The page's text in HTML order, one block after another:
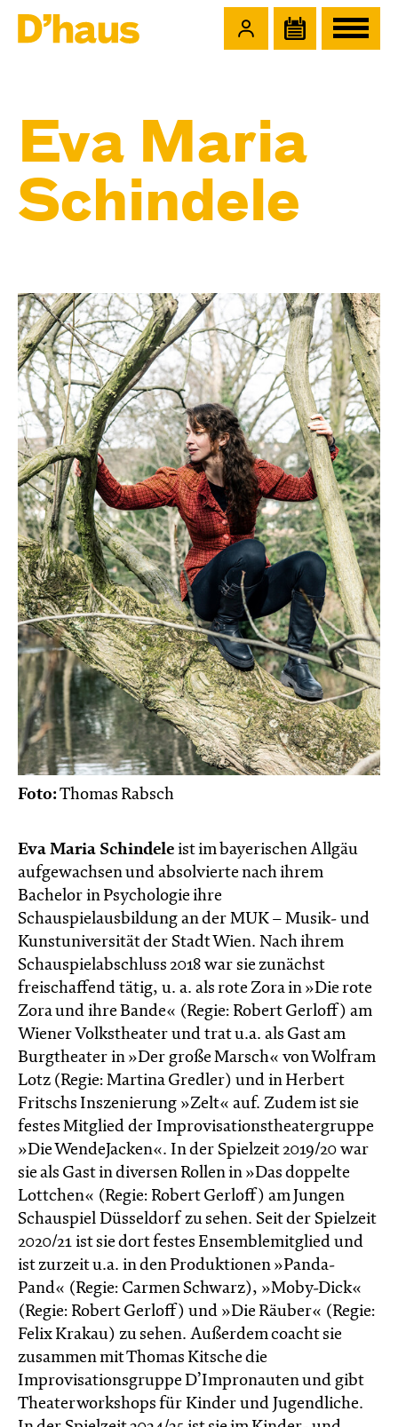
Eva Maria
Schindele
Foto:Thomas Rabsch
Eva Maria Schindele ist im bayerischen Allgäu
aufgewachsen und absolvierte nach ihrem
Bachelor in Psychologie ihre
Schauspielausbildung an der MUK – Musik- und
Kunstuniversität der Stadt Wien. Nach ihrem
Schauspielabschluss 2018 war sie zunächst
freischaffend tätig, u. a. als rote Zora in »Die rote
Zora und ihre Bande« (Regie: Robert Gerloff) am
Wiener Volkstheater und trat u.a. als Gast am
Burgtheater in »Der große Marsch« von Wolfram
Lotz (Regie: Martina Gredler) und in Herbert
Fritschs Inszenierung »Zelt« auf. Zudem ist sie
festes Mitglied der Improvisationstheatergruppe
»Die WendeJacken«. In der Spielzeit 2019/20 war
sie als Gast in diversen Rollen in »Das doppelte
Lottchen« (Regie: Robert Gerloff) am Jungen
Schauspiel Düsseldorf zu sehen. Seit der Spielzeit
2020/21 ist sie dort festes Ensemblemitglied und
ist zurzeit u.a. in den Produktionen »Panda-
Pand« (Regie: Carmen Schwarz), »Moby-Dick«
(Regie: Robert Gerloff) und »Die Räuber« (Regie:
Felix Krakau) zu sehen. Außerdem coacht sie
zusammen mit Thomas Kitsche die
Improvisationsgruppe D’Impronauten und gibt
Theaterworkshops für Kinder und Jugendliche.